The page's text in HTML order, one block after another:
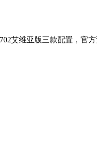
艾维亚版三款配置，官